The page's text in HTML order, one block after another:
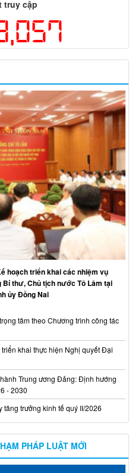
truy cập
hoạch triển khai các nhiệm vụ
thư, Chủ tịch nước Tô Lâm tại
ủy Đồng Nai
tâm theo Chương trình công tác
khai thực hiện Nghị quyết Đại
Trung ương Đảng: Định hướng
- 2030
tăng trưởng kinh tế quý II/2026
PHÁP LUẬT MỚI